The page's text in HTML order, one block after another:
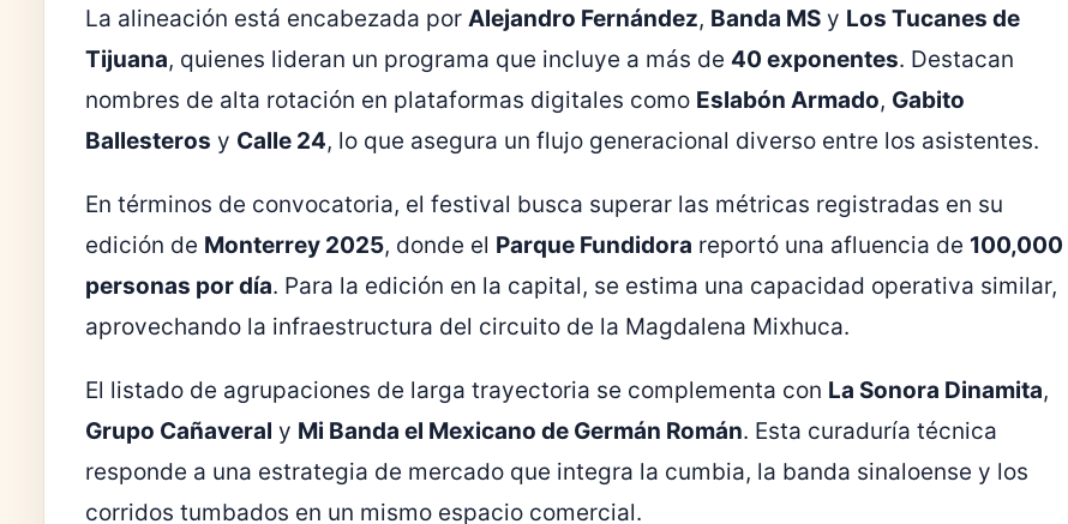
La alineación está encabezada por Alejandro Fernández, Banda MS y Los Tucanes de
Tijuana, quienes lideran un programa que incluye a más de 40 exponentes. Destacan
nombres de alta rotación en plataformas digitales como Eslabón Armado, Gabito
Ballesteros y Calle 24, lo que asegura un flujo generacional diverso entre los asistentes.
En términos de convocatoria, el festival busca superar las métricas registradas en su
edición de Monterrey 2025, donde el Parque Fundidora reportó una afluencia de 100,000
personas por día. Para la edición en la capital, se estima una capacidad operativa similar,
aprovechando la infraestructura del circuito de la Magdalena Mixhuca.
El listado de agrupaciones de larga trayectoria se complementa con La Sonora Dinamita,
Grupo Cañaveral y Mi Banda el Mexicano de Germán Román. Esta curaduría técnica
responde a una estrategia de mercado que integra la cumbia, la banda sinaloense y los
corridos tumbados en un mismo espacio comercial.